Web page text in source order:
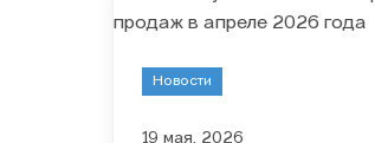
Новости
19 мая, 2026